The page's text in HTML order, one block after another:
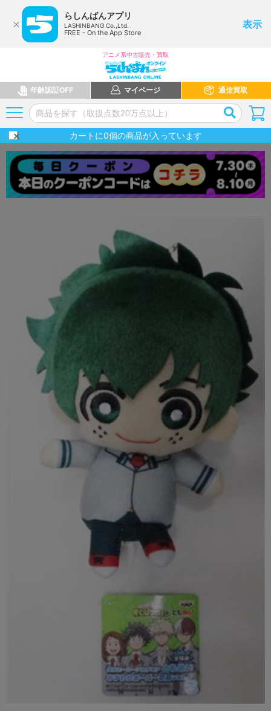
らしんばんアプリ
LASHINBANG Co.,Ltd.
FREE - On the App Store
表示
アニメ系中古販売・買取
年齢認証OFF マイページ 通信買取
カートに0個の商品が入っています